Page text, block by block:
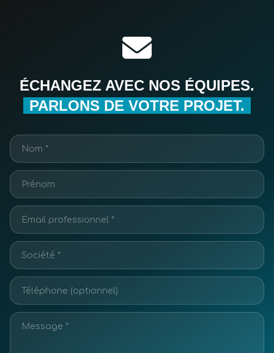
ÉCHANGEZ AVEC NOS ÉQUIPES.
PARLONS DE VOTRE PROJET.